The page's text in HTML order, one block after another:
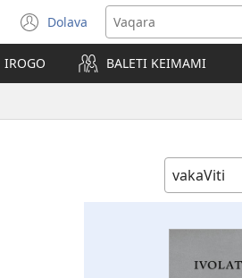
Dolava
(opens
new
window)
IROGO BALETI KEIMAMI